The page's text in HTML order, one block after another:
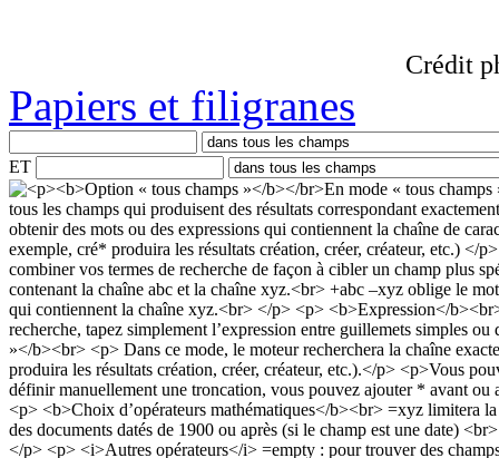
Crédit
Papiers et filigranes
ET